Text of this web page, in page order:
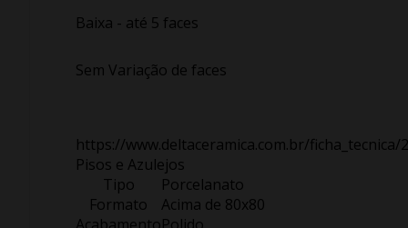
Baixa - até 5 faces
Sem Variação de faces
https://www.deltaceramica.com.br/ficha_tecnica/
Pisos e Azulejos
Tipo
Porcelanato
Formato
Acima de 80x80
AcabamentoPolido